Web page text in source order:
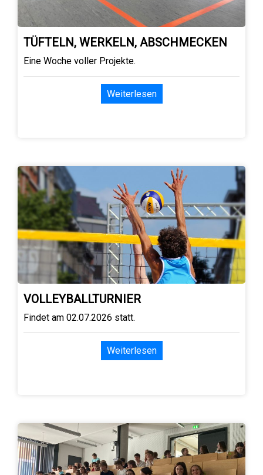
TÜFTELN, WERKELN, ABSCHMECKEN
Eine Woche voller Projekte.
Weiterlesen
VOLLEYBALLTURNIER
Findet am 02.07.2026 statt.
Weiterlesen